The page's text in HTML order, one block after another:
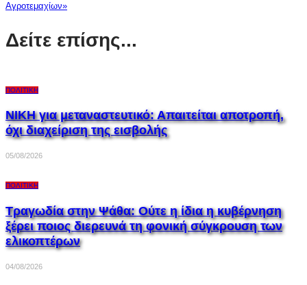
Αγροτεμαχίων»
Δείτε επίσης...
ΠΟΛΙΤΙΚΉ
ΝΙΚΗ για μεταναστευτικό: Απαιτείται αποτροπή,
όχι διαχείριση της εισβολής
05/08/2026
ΠΟΛΙΤΙΚΉ
Τραγωδία στην Ψάθα: Ούτε η ίδια η κυβέρνηση
ξέρει ποιος διερευνά τη φονική σύγκρουση των
ελικοπτέρων
04/08/2026